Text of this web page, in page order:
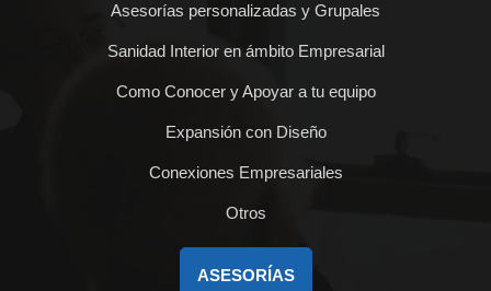
Asesorías personalizadas y Grupales
Sanidad Interior en ámbito Empresarial
Como Conocer y Apoyar a tu equipo
Expansión con Diseño
Conexiones Empresariales
Otros
ASESORÍAS